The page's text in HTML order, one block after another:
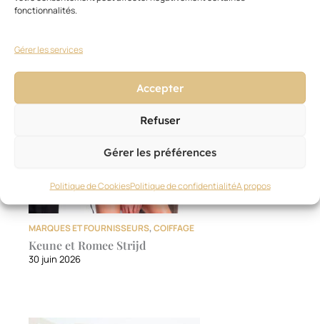
fonctionnalités.
Gérer les services
Accepter
Refuser
Gérer les préférences
Politique de CookiesPolitique de confidentialitéA propos
Ces articles pourraient vous
MARQUES ET FOURNISSEURS,COIFFAGE
Keune et Romee Strijd
30 juin 2026